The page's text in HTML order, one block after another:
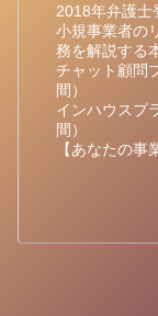
2018年弁護士
小規事業者の
務を解説する
チャット顧問
間）
インハウスプ
間）
【あなたの事